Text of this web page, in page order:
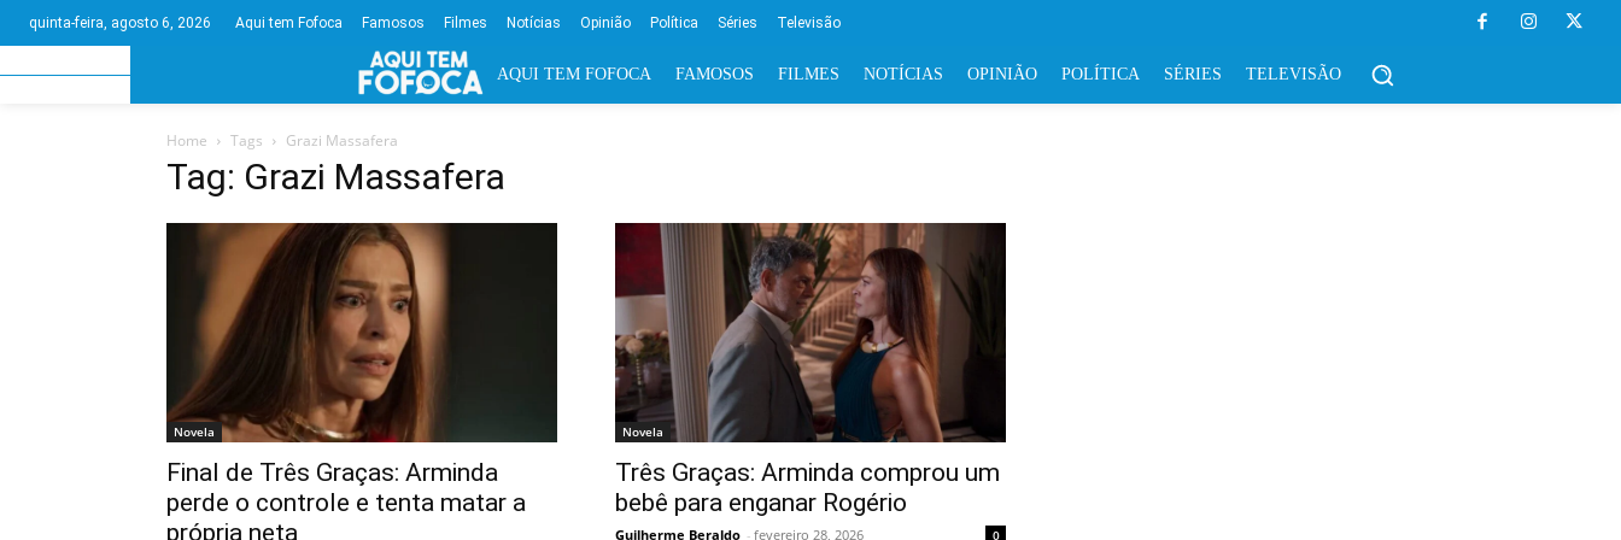
quinta-feira, agosto 6, 2026 Aqui tem Fofoca Famosos Filmes Notícias Opinião Política Séries Televisão
AQUI TEM FOFOCA FAMOSOS FILMES NOTÍCIAS OPINIÃO POLÍTICA SÉRIES TELEVISÃO
Home Tags Grazi Massafera
Tag: Grazi Massafera
Novela
Final de Três Graças: Arminda
perde o controle e tenta matar a
própria neta
Novela
Três Graças: Arminda comprou um
bebê para enganar Rogério
Guilherme Beraldo - fevereiro 28, 2026 0